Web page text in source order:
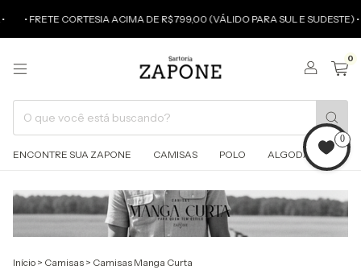
• FRETE CORTESIA ACIMA DE R$ 799,00 (VÁLIDO PARA SUL E SUDESTE) •
0
ENCONTRE SUA ZAPONE CAMISAS POLO ALGODÃO PIMA
Início > Camisas > Camisas Manga Curta
0